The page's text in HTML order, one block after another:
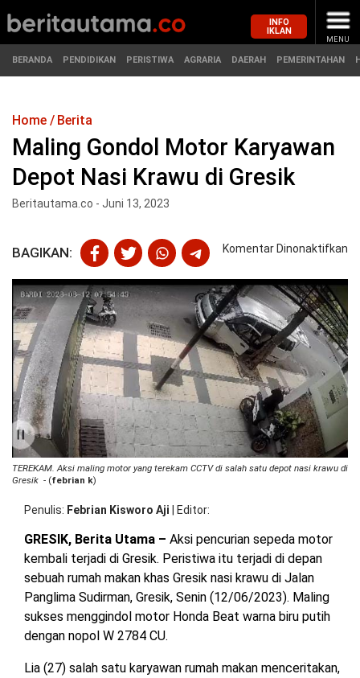
MASUK
BERANDA
AGRARIA
DAERAH
PEMERINTAHAN
OPINI
PENDIDIKAN
EKONOMI
OLAHRAGA
PENDIDIKAN
HIBURAN
BERITABARU.CO
KABARBARU.CO
SERIKATNEWS.COM
PEWARTANUSANTARA.COM
LANGGAR.CO
JOBNAS.COM
SURAU.CO
REDAKSI
TENTANG
KERJASAMA
PEDOMAN
CYBER
INFO
IKLAN
MENU
BERANDA PENDIDIKAN PERISTIWA AGRARIA DAERAH PEMERINTAHAN
Home Berita
Maling Gondol Motor Karyawan
Depot Nasi Krawu di Gresik
Beritautama.co - Juni 13, 2023
BAGIKAN: Komentar Dinonaktifkan
di
TEREKAM. Aksi maling motor yang terekam CCTV di salah satu depot nasi krawu di
Gresik - (febrian k)
Penulis Febrian Kisworo Aji Editor
GRESIK, Berita Utama – Aksi pencurian sepeda motor
kembali terjadi di Gresik. Peristiwa itu terjadi di depan
sebuah rumah makan khas Gresik nasi krawu di Jalan
Panglima Sudirman, Gresik, Senin (12/06/2023). Maling
sukses menggindol motor Honda Beat warna biru putih
dengan nopol W 2784 CU.
Lia (27) salah satu karyawan rumah makan menceritakan,